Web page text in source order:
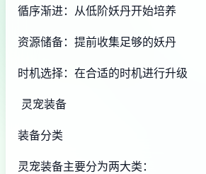
循序渐进：从低阶妖丹开始培养
资源储备：提前收集足够的妖丹
时机选择：在合适的时机进行升级
灵宠装备
装备分类
灵宠装备主要分为两大类：